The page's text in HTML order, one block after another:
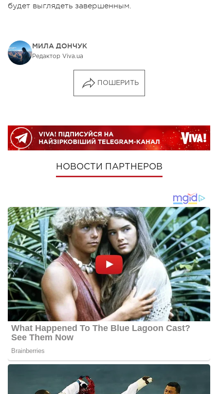
будет выглядеть завершенным.
МИЛА ДОНЧУК
Редактор Viva.ua
ПОШЕРИТЬ
НОВОСТИ ПАРТНЕРОВ